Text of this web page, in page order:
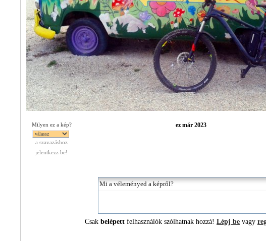
Milyen ez a kép?
a szavazáshoz
jelentkezz be!
ez már 2023
Csak belépett felhasználók szólhatnak hozzá! Lépj be vagy